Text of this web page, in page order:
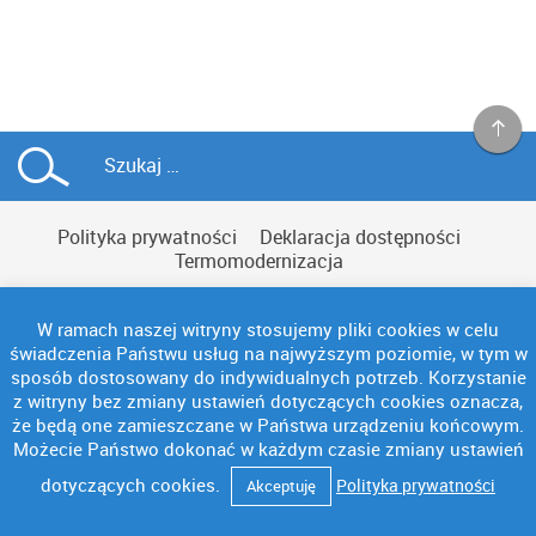
Polityka prywatności
Deklaracja dostępności
Termomodernizacja
Copyright © NAC
W ramach naszej witryny stosujemy pliki cookies w celu
świadczenia Państwu usług na najwyższym poziomie, w tym w
sposób dostosowany do indywidualnych potrzeb. Korzystanie
z witryny bez zmiany ustawień dotyczących cookies oznacza,
że będą one zamieszczane w Państwa urządzeniu końcowym.
Możecie Państwo dokonać w każdym czasie zmiany ustawień
dotyczących cookies.
Akceptuję Polityka prywatności